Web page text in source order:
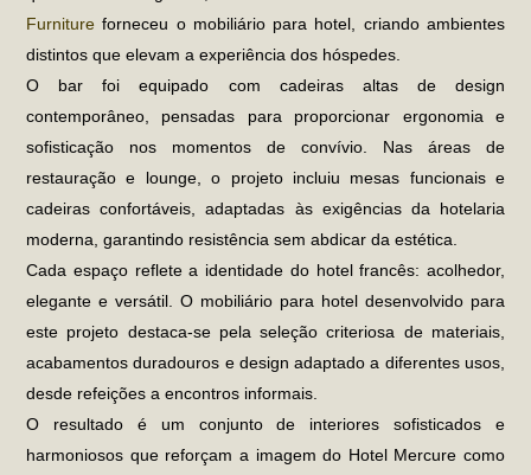
Furniture forneceu o mobiliário para hotel, criando ambientes
distintos que elevam a experiência dos hóspedes.
O bar foi equipado com cadeiras altas de design
contemporâneo, pensadas para proporcionar ergonomia e
sofisticação nos momentos de convívio. Nas áreas de
restauração e lounge, o projeto incluiu mesas funcionais e
cadeiras confortáveis, adaptadas às exigências da hotelaria
moderna, garantindo resistência sem abdicar da estética.
Cada espaço reflete a identidade do hotel francês: acolhedor,
elegante e versátil. O mobiliário para hotel desenvolvido para
este projeto destaca-se pela seleção criteriosa de materiais,
acabamentos duradouros e design adaptado a diferentes usos,
desde refeições a encontros informais.
O resultado é um conjunto de interiores sofisticados e
harmoniosos que reforçam a imagem do Hotel Mercure como